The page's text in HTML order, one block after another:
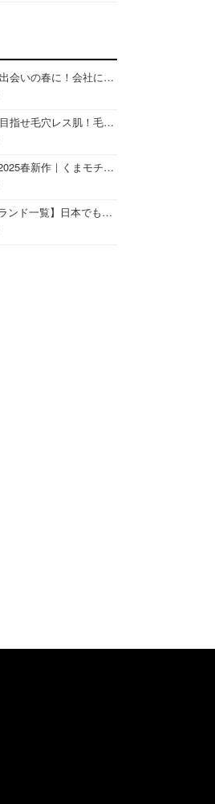
【2026最新版】出会いの春に！会社にもおすすめの好印象な香水14選♡ビジネスの場での香水マナーも
【2025最新版】目指せ毛穴レス肌！毛穴を埋めて隠す「おすすめ部分用下地＆プライマー」ランキング♡
キャシードール2025春新作｜くまモチーフのミニリップ「シャイニーベア リップモイスト」をレビュー♡
【タイコスメブランド一覧】日本でも人気沸騰中の“タイコスメ”ブランド20選！